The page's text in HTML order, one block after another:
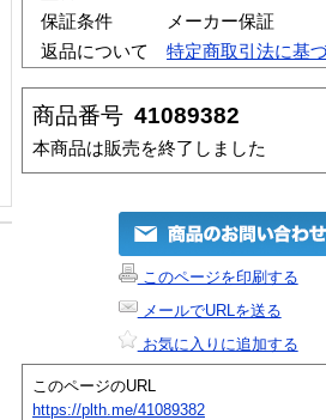
保証条件
メーカー保証
返品について
特定商取引法に基
商品番号 41089382
本商品は販売を終了しました
このページを印刷する
メールでURLを送る
お気に入りに追加する
このページのURL
https://plth.me/41089382